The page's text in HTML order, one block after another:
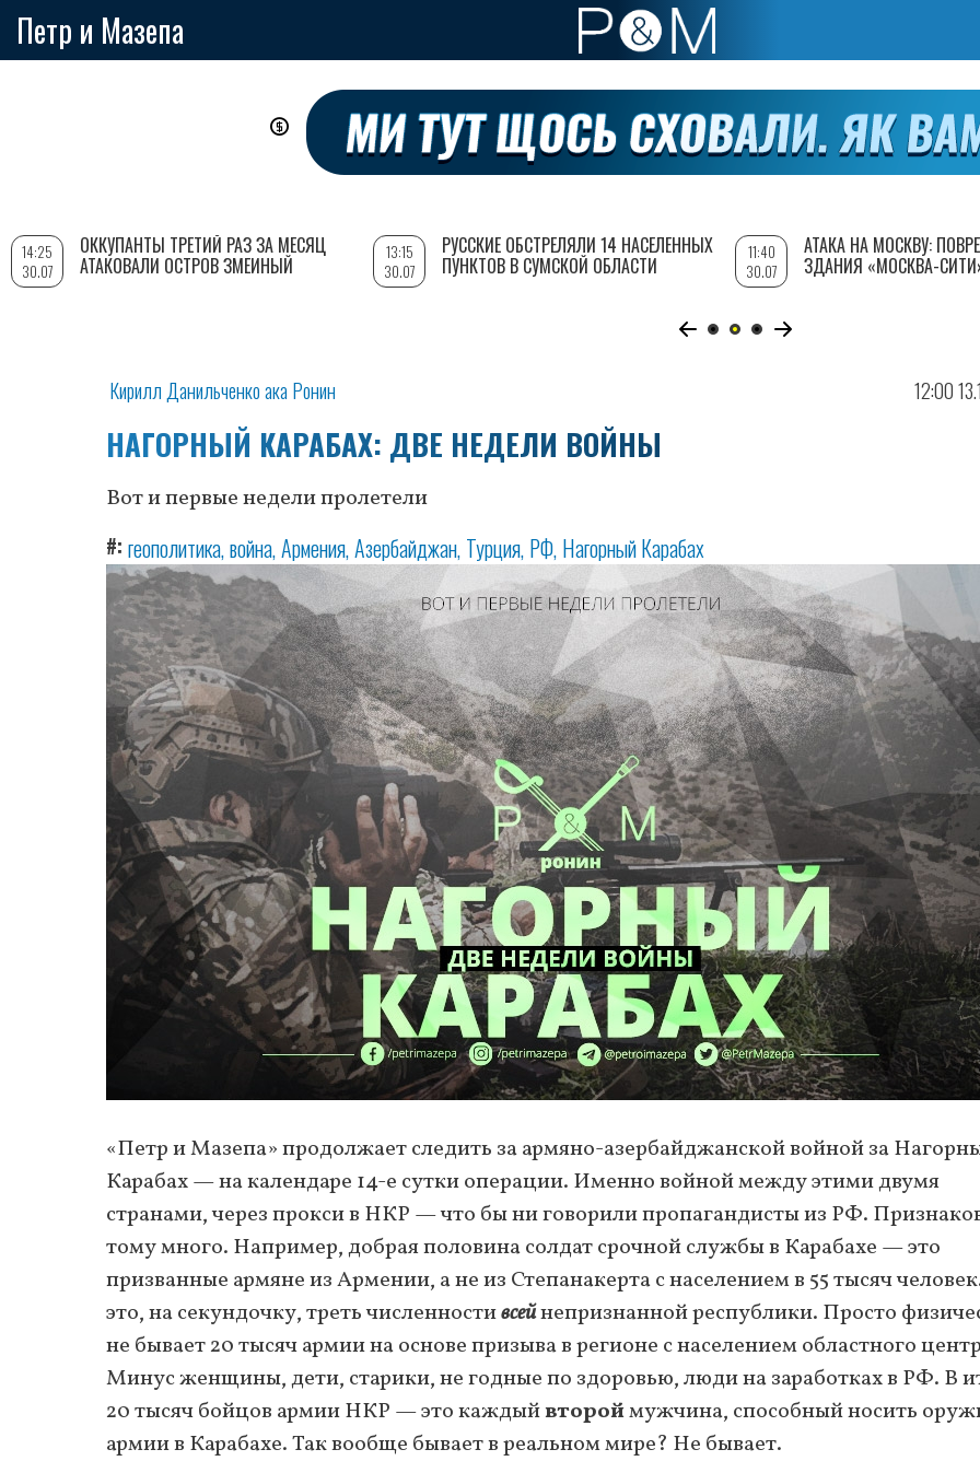
Петр и Мазепа
Кирилл Данильченко ака Ронин 12:00
НАГОРНЫЙ КАРАБАХ: ДВЕ НЕДЕЛИ ВОЙНЫ
Вот и первые недели пролетели
# геополитика война Армения Азербайджан Турция РФ Нагорный Карабах
«Петр и Мазепа» продолжает следить за армяно-азербайджанской войной за
Карабах — на календаре 14-е сутки операции. Именно войной между этими двумя
странами, через прокси в НКР — что бы ни говорили пропагандисты из РФ.
тому много. Например, добрая половина солдат срочной службы в Карабахе — это
призванные армяне из Армении, а не из Степанакерта с населением в 55 тысяч
это, на секундочку, треть численностивсейнепризнанной республики. Просто
не бывает 20 тысяч армии на основе призыва в регионе с населением областного
Минус женщины, дети, старики, не годные по здоровью, люди на заработках в РФ. В
20 тысяч бойцов армии НКР — это каждыйвтороймужчина, способный носить
армии в Карабахе. Так вообще бывает в реальном мире? Не бывает.
14:25
30.07
ОККУПАНТЫ ТРЕТИЙ РАЗ ЗА МЕСЯЦ
АТАКОВАЛИ ОСТРОВ ЗМЕИНЫЙ
13:15
30.07
РУССКИЕ ОБСТРЕЛЯЛИ 14 НАСЕЛЕННЫХ
ПУНКТОВ В СУМСКОЙ ОБЛАСТИ
11:40
30.07
АТАКА НА МОСКВУ:
ЗДАНИЯ «МОСКВА-